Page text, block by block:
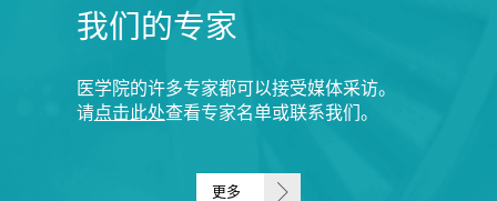
我们的专家
医学院的许多专家都可以接受媒体采访。
请点击此处查看专家名单或联系我们。
更多